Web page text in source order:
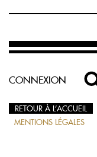
CONNEXION
RETOUR À L’ACCUEIL
MENTIONS LÉGALES